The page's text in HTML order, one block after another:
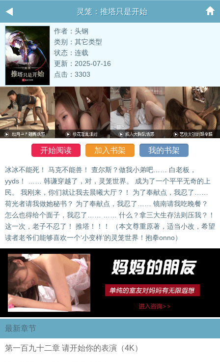
灵笼：推塔只是开始
作者：头钢
类别：其它类型
状态：连载
更新：2025-07-16
点击：3303
开始阅读 加入书架 我的书架
冰冰不能死！ 马克不能兽！ 查尔斯？做我小弟吧…… 白老板，
yyds！ …… 韩谦穿越了，对，灵笼世界。 成为了一个平平无奇的上
民。 我刚来，你们就让我去晨曦大厅？！ 为了奉献点，我忍了……
荷光者请我做她秘书？ 为了奉献点，我忍了…… 镜南请我吃晚餐？
怎么也得给个面子，我忍了…… …… 什么？拿三大生存法则压我？！
这一次，老子不忍了！ 推塔！！！ （本文尊重原著，适当小改，希望
读者老爷们能够喜欢一个‘小变样’的灵笼世界！抱拳onno）
最新章节
第一百九十二章 请开始你的表演（4K）